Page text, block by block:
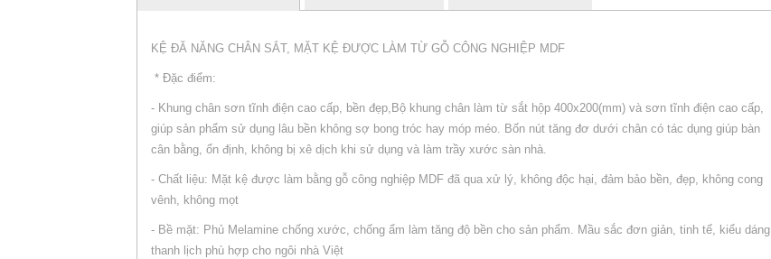
KỆ ĐĂ NĂNG CHÂN SẮT, MẶT KỆ ĐƯỢC LÀM TỪ GỖ CÔNG NGHIỆP MDF
* Đặc điểm:
- Khung chân sơn tĩnh điện cao cấp, bền đẹp,Bộ khung chân làm từ sắt hộp 400x200(mm) và sơn tĩnh điện cao cấp,
giúp sản phẩm sử dụng lâu bền không sợ bong tróc hay móp méo. Bốn nút tăng đơ dưới chân có tác dụng giúp bàn
cân bằng, ổn định, không bị xê dịch khi sử dụng và làm trầy xước sàn nhà.
- Chất liệu: Mặt kệ được làm bằng gỗ công nghiệp MDF đã qua xử lý, không độc hại, đảm bảo bền, đẹp, không cong
vênh, không mọt
- Bề mặt: Phủ Melamine chống xước, chống ẩm làm tăng độ bền cho sản phẩm. Mầu sắc đơn giản, tinh tế, kiểu dáng
thanh lịch phù hợp cho ngôi nhà Việt